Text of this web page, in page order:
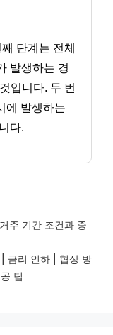
단계는 전체
발생하는 경
입니다. 두 번
에 발생하는
다.
주 기간 조건과 증
금리 인하 | 협상 방
팁